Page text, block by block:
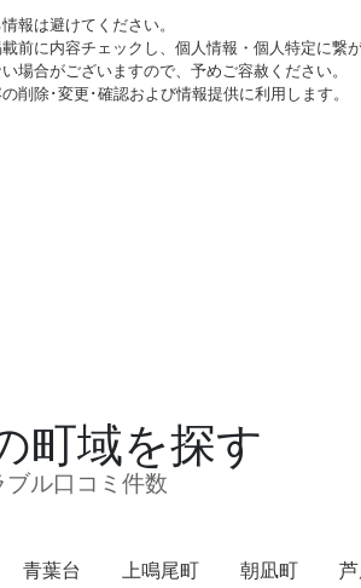
報は避けてください。
前に内容チェックし、個人情報・個人特定に繋
場合がございますので、予めご容赦ください。
削除･変更･確認および情報提供に利用します。
町域を探す
ブル口コミ件数
青葉台 上鳴尾町 朝凪町